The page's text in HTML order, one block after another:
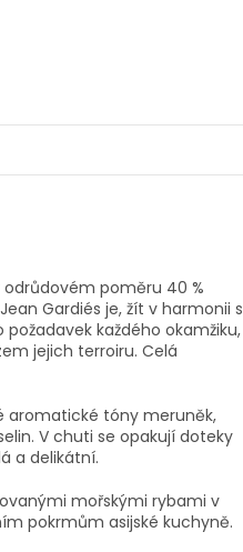
odrůdovém poměru 40 %
Gardiés je, žít v harmonii s
každého okamžiku,
jejich terroiru. Celá
aromatické tóny meruněk,
V chuti se opakují doteky
a delikátní.
mořskými rybami v
pokrmům asijské kuchyně.